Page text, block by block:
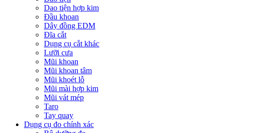
Dao tiện hợp kim
Đầu khoan
Dây đồng EDM
Đĩa cắt
Dụng cụ cắt khác
Lưỡi cưa
Mũi khoan
Mũi khoan tâm
Mũi khoét lỗ
Mũi mài hợp kim
Mũi vát mép
Taro
Tay quay
Dụng cụ đo chính xác